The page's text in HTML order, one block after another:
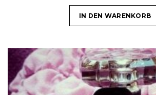
IN DEN WARENKORB